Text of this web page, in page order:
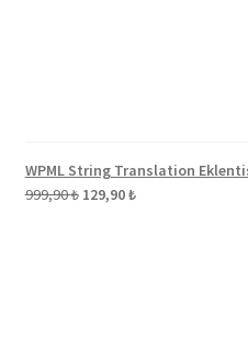
WPML String Translation
999,90₺ Orijinal
129,90₺Şu